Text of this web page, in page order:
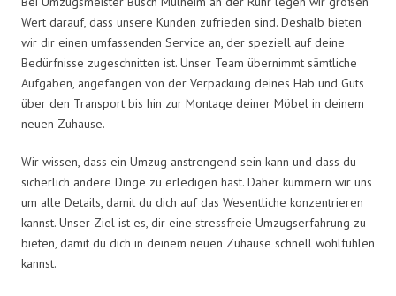
Wert darauf, dass unsere Kunden zufrieden sind. Deshalb bieten
wir dir einen umfassenden Service an, der speziell auf deine
Bedürfnisse zugeschnitten ist. Unser Team übernimmt sämtliche
Aufgaben, angefangen von der Verpackung deines Hab und Guts
über den Transport bis hin zur Montage deiner Möbel in deinem
neuen Zuhause.
Wir wissen, dass ein Umzug anstrengend sein kann und dass du
sicherlich andere Dinge zu erledigen hast. Daher kümmern wir uns
um alle Details, damit du dich auf das Wesentliche konzentrieren
kannst. Unser Ziel ist es, dir eine stressfreie Umzugserfahrung zu
bieten, damit du dich in deinem neuen Zuhause schnell wohlfühlen
kannst.